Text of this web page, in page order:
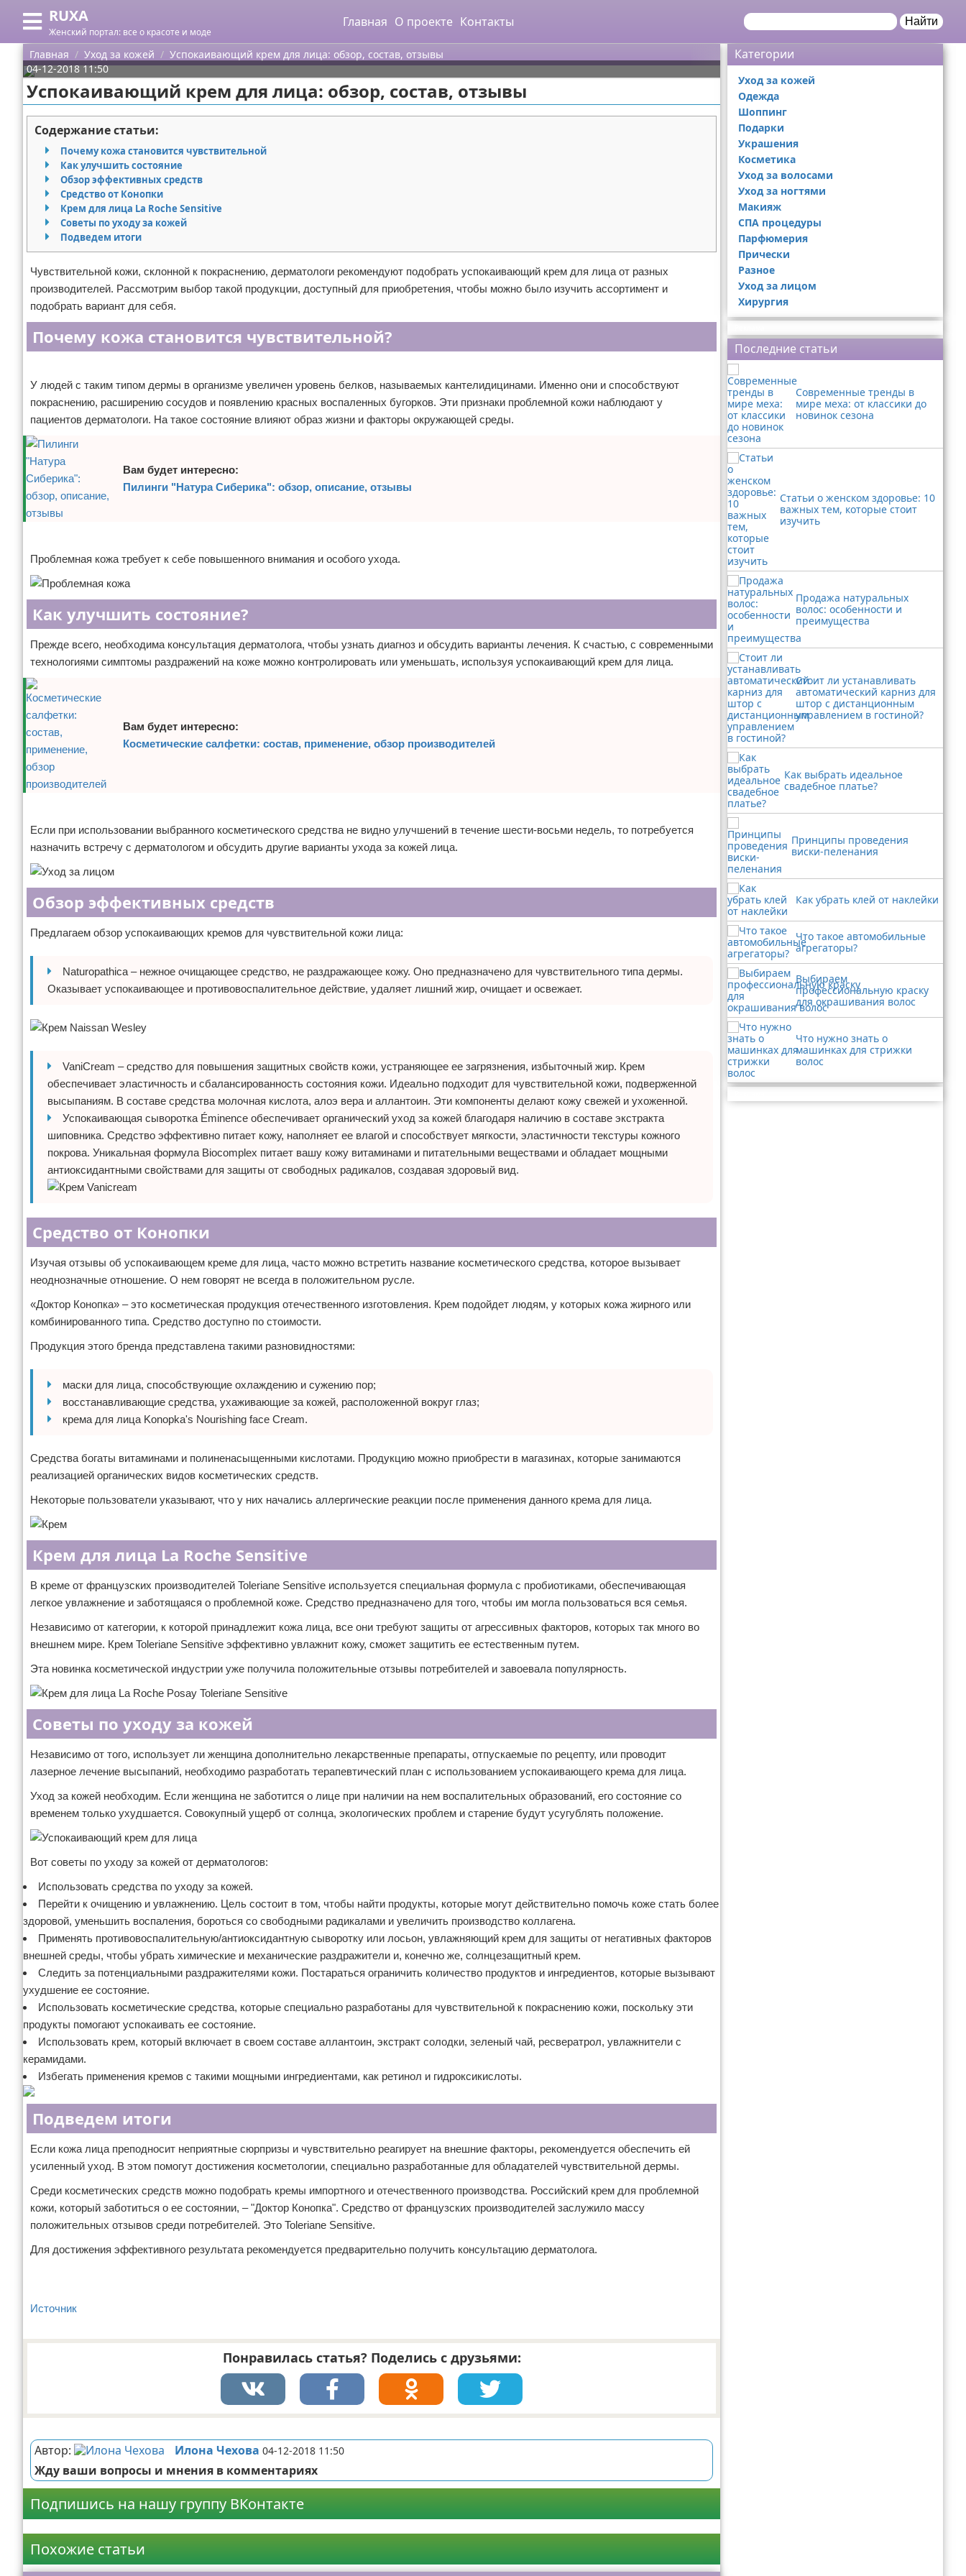
RUXA
Женский портал: все о красоте и моде
Главная О проекте Контакты Найти
Меню
Главная
Категории
Уход за кожей
Одежда
Шоппинг
Подарки
Украшения
Косметика
Уход за волосами
Уход за ногтями
СПА процедуры
Парфюмерия
Прически
Разное
Хирургия
Поиск
О проекте
Контакты
Сотрудничество
Размещение рекламы
Для правообладателей
Условия предоставления информации
Отказ от ответственности
Главная Уход за кожей
Успокаивающий крем для лица: обзор, состав, отзывы
04-12-2018 11:50
Успокаивающий крем для лица: обзор, состав, отзывы
Содержание статьи:
Почему кожа становится чувствительной
Как улучшить состояние
Обзор эффективных средств
Средство от Конопки
Крем для лица La Roche Sensitive
Советы по уходу за кожей
Подведем итоги
Чувствительной кожи, склонной к покраснению, дерматологи рекомендуют подобрать успокаивающий крем для лица от разных
производителей. Рассмотрим выбор такой продукции, доступный для приобретения, чтобы можно было изучить ассортимент и
подобрать вариант для себя.
Почему кожа становится чувствительной?
У людей с таким типом дермы в организме увеличен уровень белков, называемых кантелидицинами. Именно они и способствуют
покраснению, расширению сосудов и появлению красных воспаленных бугорков. Эти признаки проблемной кожи наблюдают у
пациентов дерматологи. На такое состояние влияют образ жизни и факторы окружающей среды.
Вам будет интересно:
Пилинги "Натура Сиберика": обзор, описание, отзывы
Проблемная кожа требует к себе повышенного внимания и особого ухода.
Как улучшить состояние?
Прежде всего, необходима консультация дерматолога, чтобы узнать диагноз и обсудить варианты лечения. К счастью, с современными
технологиями симптомы раздражений на коже можно контролировать или уменьшать, используя успокаивающий крем для лица.
Вам будет интересно:
Косметические салфетки: состав, применение, обзор производителей
Если при использовании выбранного косметического средства не видно улучшений в течение шести-восьми недель, то потребуется
назначить встречу с дерматологом и обсудить другие варианты ухода за кожей лица.
Обзор эффективных средств
Предлагаем обзор успокаивающих кремов для чувствительной кожи лица:
Naturopathica – нежное очищающее средство, не раздражающее кожу. Оно предназначено для чувствительного типа дермы.
Оказывает успокаивающее и противовоспалительное действие, удаляет лишний жир, очищает и освежает.
VaniCream – средство для повышения защитных свойств кожи, устраняющее ее загрязнения, избыточный жир. Крем
обеспечивает эластичность и сбалансированность состояния кожи. Идеально подходит для чувствительной кожи, подверженной
высыпаниям. В составе средства молочная кислота, алоэ вера и аллантоин. Эти компоненты делают кожу свежей и ухоженной.
Успокаивающая сыворотка Éminence обеспечивает органический уход за кожей благодаря наличию в составе экстракта
шиповника. Средство эффективно питает кожу, наполняет ее влагой и способствует мягкости, эластичности текстуры кожного
покрова. Уникальная формула Biocomplex питает вашу кожу витаминами и питательными веществами и обладает мощными
антиоксидантными свойствами для защиты от свободных радикалов, создавая здоровый вид.
Средство от Конопки
Изучая отзывы об успокаивающем креме для лица, часто можно встретить название косметического средства, которое вызывает
неоднозначные отношение. О нем говорят не всегда в положительном русле.
«Доктор Конопка» – это косметическая продукция отечественного изготовления. Крем подойдет людям, у которых кожа жирного или
комбинированного типа. Средство доступно по стоимости.
Продукция этого бренда представлена такими разновидностями:
маски для лица, способствующие охлаждению и сужению пор;
восстанавливающие средства, ухаживающие за кожей, расположенной вокруг глаз;
крема для лица Konopka's Nourishing face Cream.
Средства богаты витаминами и полиненасыщенными кислотами. Продукцию можно приобрести в магазинах, которые занимаются
реализацией органических видов косметических средств.
Некоторые пользователи указывают, что у них начались аллергические реакции после применения данного крема для лица.
Крем для лица La Roche Sensitive
В креме от французских производителей Toleriane Sensitive используется специальная формула с пробиотиками, обеспечивающая
легкое увлажнение и заботящаяся о проблемной коже. Средство предназначено для того, чтобы им могла пользоваться вся семья.
Независимо от категории, к которой принадлежит кожа лица, все они требуют защиты от агрессивных факторов, которых так много во
внешнем мире. Крем Toleriane Sensitive эффективно увлажнит кожу, сможет защитить ее естественным путем.
Эта новинка косметической индустрии уже получила положительные отзывы потребителей и завоевала популярность.
Советы по уходу за кожей
Независимо от того, использует ли женщина дополнительно лекарственные препараты, отпускаемые по рецепту, или проводит
лазерное лечение высыпаний, необходимо разработать терапевтический план с использованием успокаивающего крема для лица.
Уход за кожей необходим. Если женщина не заботится о лице при наличии на нем воспалительных образований, его состояние со
временем только ухудшается. Совокупный ущерб от солнца, экологических проблем и старение будут усугублять положение.
Вот советы по уходу за кожей от дерматологов:
Использовать средства по уходу за кожей.
Перейти к очищению и увлажнению. Цель состоит в том, чтобы найти продукты, которые могут действительно помочь коже стать более
здоровой, уменьшить воспаления, бороться со свободными радикалами и увеличить производство коллагена.
Применять противовоспалительную/антиоксидантную сыворотку или лосьон, увлажняющий крем для защиты от негативных факторов
внешней среды, чтобы убрать химические и механические раздражители и, конечно же, солнцезащитный крем.
Следить за потенциальными раздражителями кожи. Постараться ограничить количество продуктов и ингредиентов, которые вызывают
ухудшение ее состояние.
Использовать косметические средства, которые специально разработаны для чувствительной к покраснению кожи, поскольку эти
продукты помогают успокаивать ее состояние.
Использовать крем, который включает в своем составе аллантоин, экстракт солодки, зеленый чай, ресвератрол, увлажнители с
керамидами.
Избегать применения кремов с такими мощными ингредиентами, как ретинол и гидроксикислоты.
Подведем итоги
Если кожа лица преподносит неприятные сюрпризы и чувствительно реагирует на внешние факторы, рекомендуется обеспечить ей
усиленный уход. В этом помогут достижения косметологии, специально разработанные для обладателей чувствительной дермы.
Среди косметических средств можно подобрать кремы импортного и отечественного производства. Российский крем для проблемной
кожи, который заботиться о ее состоянии, – "Доктор Конопка". Средство от французских производителей заслужило массу
положительных отзывов среди потребителей. Это Toleriane Sensitive.
Для достижения эффективного результата рекомендуется предварительно получить консультацию дерматолога.
Источник
Понравилась статья? Поделись с друзьями:
Автор: Илона Чехова 04-12-2018 11:50
Жду ваши вопросы и мнения в комментариях
Подпишись на нашу группу ВКонтакте
Похожие статьи
Категории
Уход за кожей
Одежда
Шоппинг
Подарки
Украшения
Косметика
Уход за волосами
Уход за ногтями
Макияж
СПА процедуры
Парфюмерия
Прически
Разное
Уход за лицом
Хирургия
Последние статьи
Современные тренды в
мире меха: от классики до
новинок сезона
Статьи о женском здоровье: 10
важных тем, которые стоит
изучить
Продажа натуральных
волос: особенности и
преимущества
Стоит ли устанавливать
автоматический карниз для
штор с дистанционным
управлением в гостиной?
Как выбрать идеальное
свадебное платье?
Принципы проведения
виски-пеленания
Как убрать клей от наклейки
Что такое автомобильные
агрегаторы?
Выбираем
профессиональную краску
для окрашивания волос
Что нужно знать о
машинках для стрижки
волос